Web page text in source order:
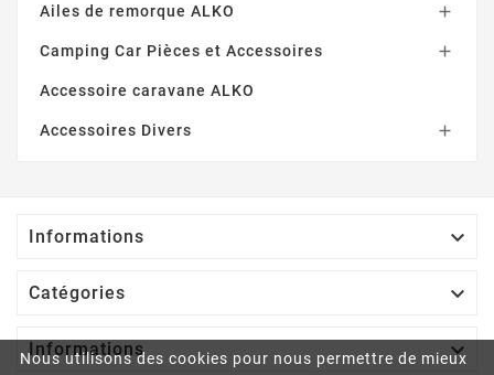
Nous utilisons des cookies pour nous permettre de mieux
Ailes de remorque ALKO 
Camping Car Pièces et Accessoires 
Accessoire caravane ALKO
Accessoires Divers 
Informations 
Catégories 
Informations 